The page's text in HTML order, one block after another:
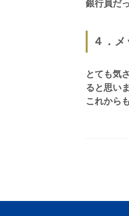
銀行員だ
４．
とても気
ると思い
これから